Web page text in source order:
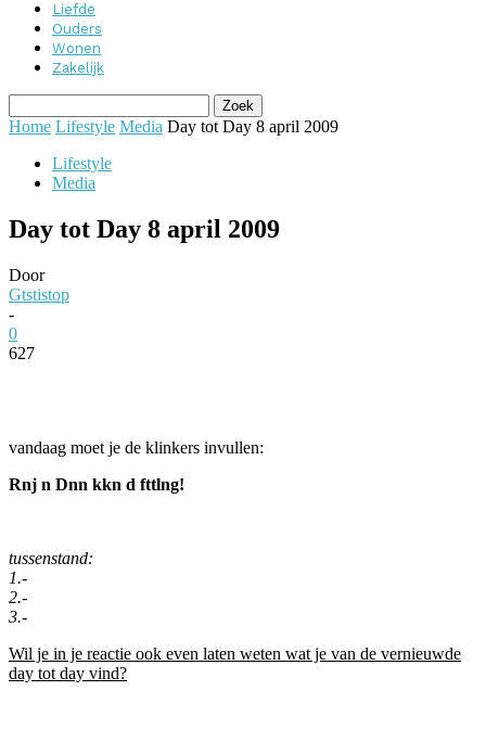
Liefde
Ouders
Wonen
Zakelijk
Home Lifestyle Media Day tot Day 8 april 2009
Lifestyle
Media
Day tot Day 8 april 2009
Door
Gtstistop
-
0
627
vandaag moet je de klinkers invullen:
Rnj n Dnn kkn d fttlng!
tussenstand:
1.-
2.-
3.-
Wil je in je reactie ook even laten weten wat je van de vernieuwde
day tot day vind?